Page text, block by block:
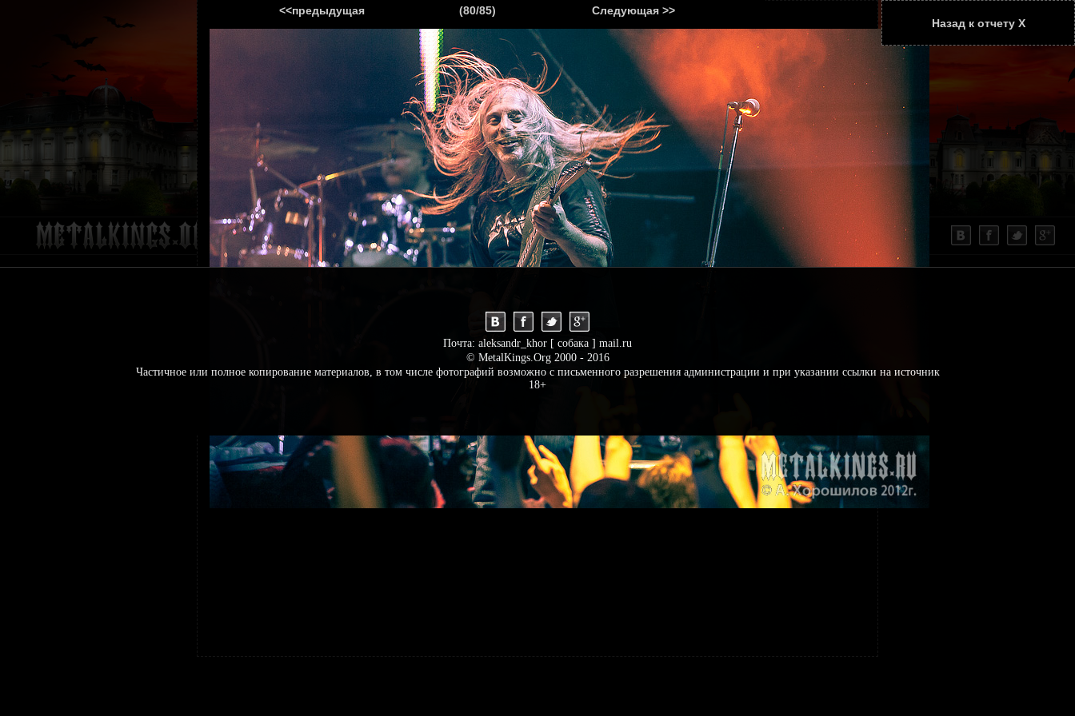
ГЛАВНАЯ НОВОСТИ АНОНСЫ РЕПОРТАЖИ СТАТЬИ КОНТАКТЫ
<<предыдущая (80/85)
Следующая >>
Назад к отчету Х
Почта: aleksandr_khor [ собака ] mail.ru
© MetalKings.Org 2000 - 2016
Частичное или полное копирование материалов, в том числе фотографий возможно с письменного разрешения администрации и при указании ссылки на источник
18+